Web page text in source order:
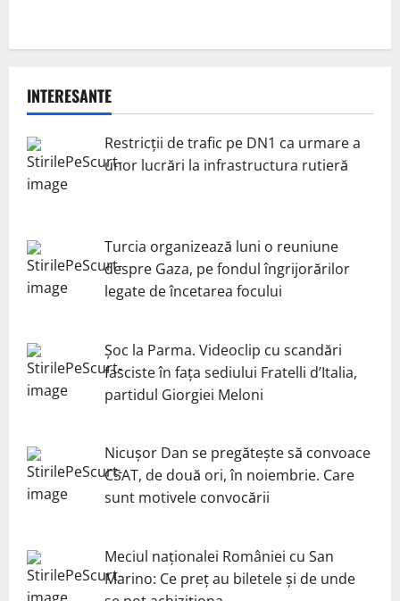
INTERESANTE
Restricții de trafic pe DN1 ca urmare a
unor lucrări la infrastructura rutieră
Turcia organizează luni o reuniune
despre Gaza, pe fondul îngrijorărilor
legate de încetarea focului
Șoc la Parma. Videoclip cu scandări
fasciste în fața sediului Fratelli d’Italia,
partidul Giorgiei Meloni
Nicuşor Dan se pregăteşte să convoace
CSAT, de două ori, în noiembrie. Care
sunt motivele convocării
Meciul naționalei României cu San
Marino: Ce preț au biletele și de unde